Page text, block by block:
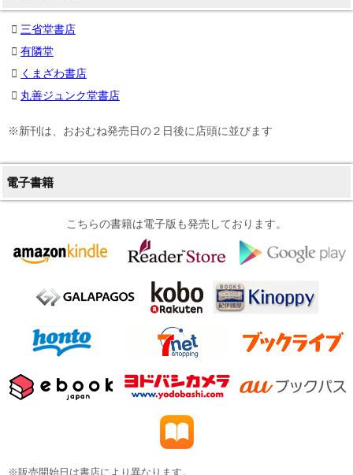
三省堂書店
有隣堂
くまざわ書店
丸善ジュンク堂書店
※新刊は、おおむね発売日の２日後に店頭に並びます
電子書籍
こちらの書籍は電子版も発売しております。
※販売開始日は書店により異なります。